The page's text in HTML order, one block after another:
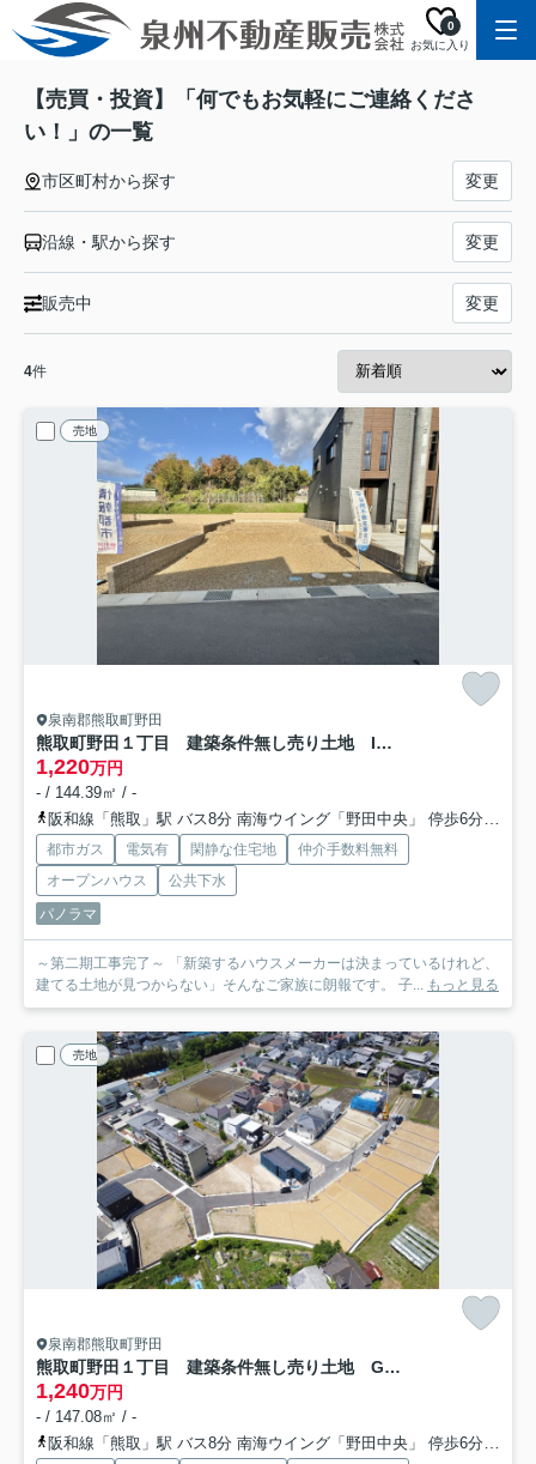
お気に入り
0
【売買・投資】「何でもお気軽にご連絡くださ
い！」の一覧
市区町村から探す 変更
沿線・駅から探す 変更
販売中 変更
4件
売地
泉南郡熊取町野田
熊取町野田１丁目 建築条件無し売り土地 I号地
1,220万円
- / 144.39㎡ / -
阪和線「熊取」駅 バス8分 南海ウイング「野田中央」 停歩6分
都市ガス 電気有 閑静な住宅地
仲介手数料無料
オープンハウス
公共下水
パノラマ
～第二期工事完了～ 「新築するハウスメーカーは決まっているけれど、
建てる土地が見つからない」そんなご家族に朗報です。 子... もっと見る
売地
泉南郡熊取町野田
熊取町野田１丁目 建築条件無し売り土地 G号地
1,240万円
- / 147.08㎡ / -
阪和線「熊取」駅 バス8分 南海ウイング「野田中央」 停歩6分